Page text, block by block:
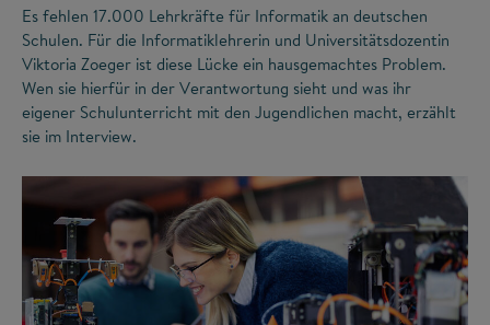
Es fehlen 17.000 Lehrkräfte für Informatik an deutschen
Schulen. Für die Informatiklehrerin und Universitätsdozentin
Viktoria Zoeger ist diese Lücke ein hausgemachtes Problem.
Wen sie hierfür in der Verantwortung sieht und was ihr
eigener Schulunterricht mit den Jugendlichen macht, erzählt
sie im Interview.